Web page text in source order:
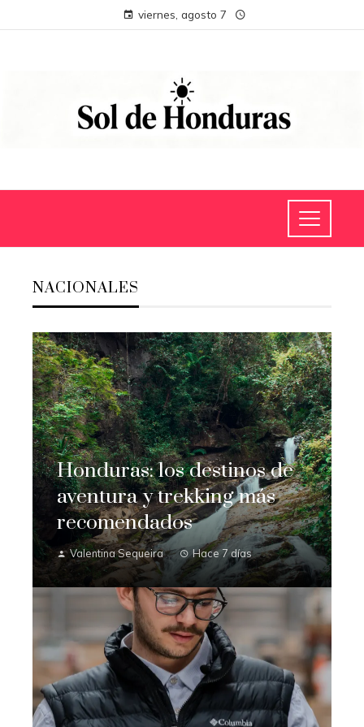
viernes, agosto 7
NACIONALES
Honduras: los destinos de
aventura y trekking más
recomendados
Valentina Sequeira Hace 7 días